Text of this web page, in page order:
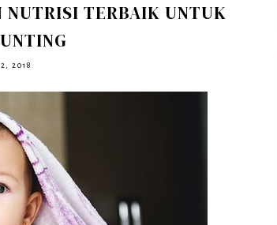
NUTRISI TERBAIK UNTUK
2018